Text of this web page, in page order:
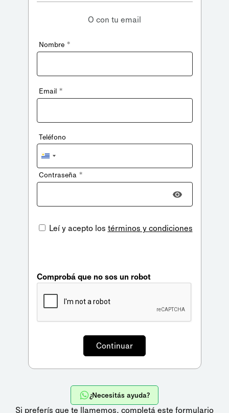
O con tu email
Nombre *
Email *
Teléfono
Uruguay
+598
Contraseña *
Leí y acepto los términos y condiciones
Comprobá que no sos un robot
¿Necesitás ayuda?
Si preferís que te llamemos, completá este formulario